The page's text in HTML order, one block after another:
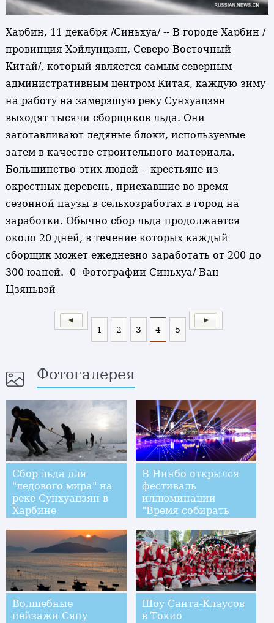
Харбин, 11 декабря /Синьхуа/ -- В городе Харбин /
провинция Хэйлунцзян, Северо-Восточный
Китай/, который является самым северным
административным центром Китая, каждую зиму
на работу на замерзшую реку Сунхуацзян
выходят тысячи сборщиков льда. Они
заготавливают ледяные блоки, используемые
затем в качестве строительного материала.
Большинство этих людей -- крестьяне из
окрестных деревень, приехавшие во время
сезонной паузы в сельхозработах в город на
заработки. Обычно сбор льда продолжается
около 20 дней, в течение которых каждый
сборщик может ежедневно заработать от 200 до
300 юаней. -0- Фотографии Синьхуа/ Ван
Цзяньвэй
1 2 3 4 5
Фотогалерея
Сбор льда для
"ледового мира" на
реке Сунхуацзян в
Харбине
В Нинбо открылся
фестиваль
иллюминации
"Время собирать
Волшебные
пейзажи Сяпу
Шоу Санта-Клаусов
в Токио